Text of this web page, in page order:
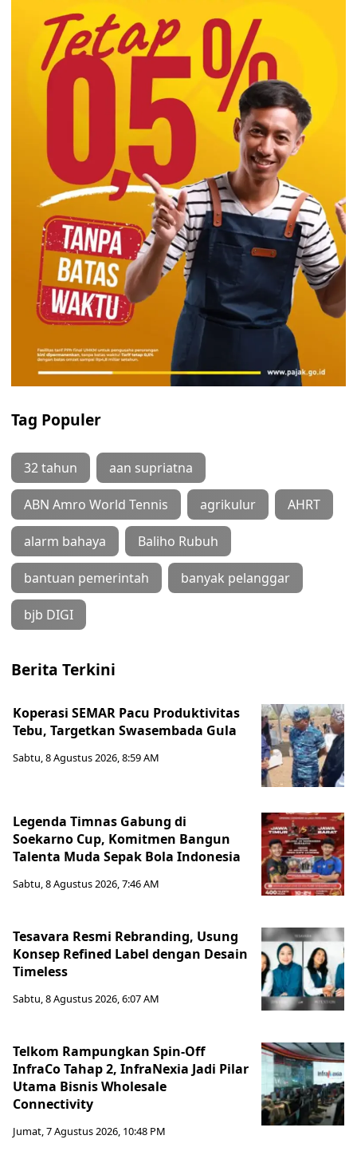
Tag Populer
32 tahun aan supriatna
ABN Amro World Tennis agrikulur AHRT
alarm bahaya Baliho Rubuh
bantuan pemerintah banyak pelanggar
bjb DIGI
Berita Terkini
Koperasi SEMAR Pacu Produktivitas
Tebu, Targetkan Swasembada Gula
Sabtu, 8 Agustus 2026, 8:59 AM
Legenda Timnas Gabung di
Soekarno Cup, Komitmen Bangun
Talenta Muda Sepak Bola Indonesia
Sabtu, 8 Agustus 2026, 7:46 AM
Tesavara Resmi Rebranding, Usung
Konsep Refined Label dengan Desain
Timeless
Sabtu, 8 Agustus 2026, 6:07 AM
Telkom Rampungkan Spin-Off
InfraCo Tahap 2, InfraNexia Jadi Pilar
Utama Bisnis Wholesale
Connectivity
Jumat, 7 Agustus 2026, 10:48 PM